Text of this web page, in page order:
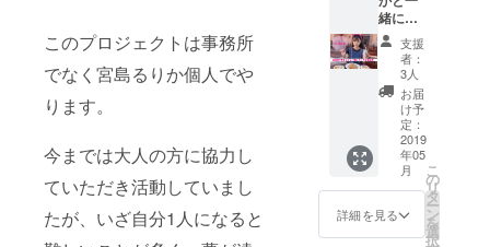
このプロジェクトは事務所
でなく宮島るりか個人でや
ります。
今までは大人の方に協力し
ていただき活動していまし
たが、いざ自分1人になると
場所に
ついて
の詳細
はメー
ルでお
知らせ
致しま
す。 ⚠︎
いちご
狩り費
用2100
円は別
緒にラ
ンチ会
参加
券】 ⚠︎5
月4日都
内予定
⚠︎お食
事料金
別途２
０００
円〜３
０００
円予定
支援
者：
3人
お届
け予
定：
2019
年05
月
詳細を見る
こ
の
リ
タ
ー
ン
を
選
択